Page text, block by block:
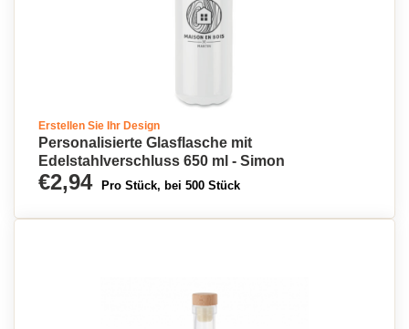
Erstellen Sie Ihr Design
Personalisierte Glasflasche mit
Edelstahlverschluss 650 ml - Simon
€2,94 Pro Stück, bei 500 Stück